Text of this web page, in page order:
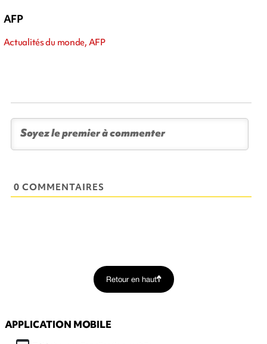
AFP
Actualités du monde, AFP
0 COMMENTAIRES
Retour en haut
APPLICATION MOBILE